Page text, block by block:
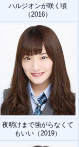
ハルジオンが咲く頃
（2016）
夜明けまで強がらなくて
もいい（2019）